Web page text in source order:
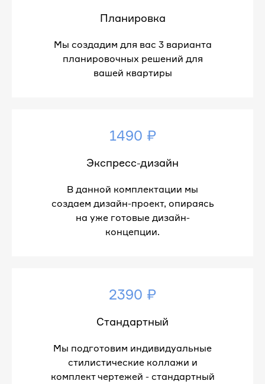
Планировка
Мы создадим для вас 3 варианта
планировочных решений для
вашей квартиры
1490 ₽
Экспресс-дизайн
В данной комплектации мы
создаем дизайн-проект, опираясь
на уже готовые дизайн-
концепции.
2390 ₽
Стандартный
Мы подготовим индивидуальные
стилистические коллажи и
комплект чертежей - стандартный